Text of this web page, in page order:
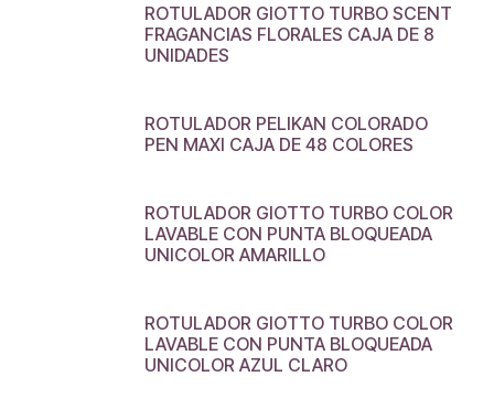
ROTULADOR GIOTTO TURBO SCENT
FRAGANCIAS FLORALES CAJA DE 8
UNIDADES
ROTULADOR PELIKAN COLORADO
PEN MAXI CAJA DE 48 COLORES
ROTULADOR GIOTTO TURBO COLOR
LAVABLE CON PUNTA BLOQUEADA
UNICOLOR AMARILLO
ROTULADOR GIOTTO TURBO COLOR
LAVABLE CON PUNTA BLOQUEADA
UNICOLOR AZUL CLARO